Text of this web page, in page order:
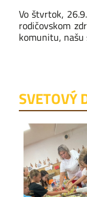
Vo štvrtok,
rodičovskom
komunitu, našu
SVETOVÝ